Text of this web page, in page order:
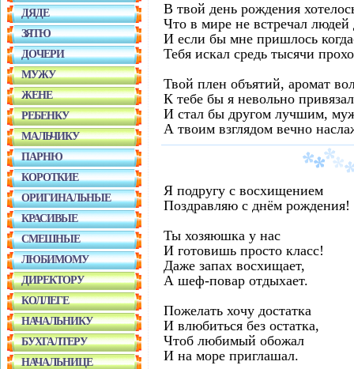
ДЯДЕ
ЗЯТЮ
ДОЧЕРИ
МУЖУ
ЖЕНЕ
РЕБЕНКУ
МАЛЬЧИКУ
ПАРНЮ
КОРОТКИЕ
ОРИГИНАЛЬНЫЕ
КРАСИВЫЕ
СМЕШНЫЕ
ЛЮБИМОМУ
ДИРЕКТОРУ
КОЛЛЕГЕ
НАЧАЛЬНИКУ
БУХГАЛТЕРУ
НАЧАЛЬНИЦЕ
В твой день рождения
Что в мире не встречал людей
И если бы мне пришлось
Тебя искал средь тысячи
Твой плен объятий, аромат
К тебе бы я невольно
И стал бы другом лучшим,
А твоим взглядом вечно
Я подругу с восхищением
Поздравляю с днём рождения!
Ты хозяюшка у нас
И готовишь просто класс!
Даже запах восхищает,
А шеф-повар отдыхает.
Пожелать хочу достатка
И влюбиться без остатка,
Чтоб любимый обожал
И на море приглашал.